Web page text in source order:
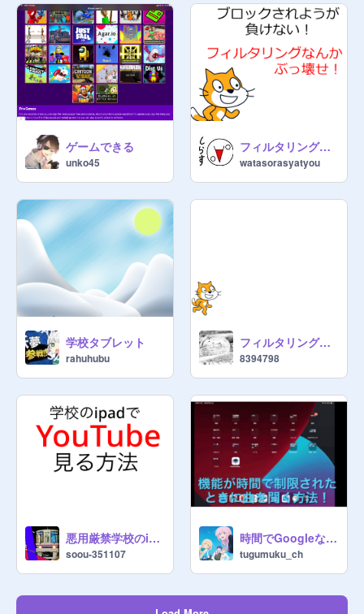
ゲームできる
unko45
フィルタリング回避サイト！~再共有編~
watasorasyatyou
学校タブレット
rahuhubu
フィルタリング回避方法
8394798
悪用厳禁学校のipadの裏技
soou-351107
時間でGoogleなどが規制された時に曲を聞く方法！
tugumuku_ch